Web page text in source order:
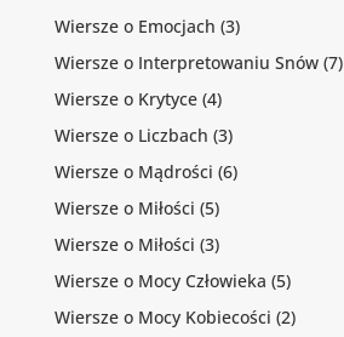
Wiersze o Emocjach (3)
Wiersze o Interpretowaniu Snów(7)
Wiersze o Krytyce(4)
Wiersze o Liczbach (3)
Wiersze o Mądrości (6)
Wiersze o Miłości (5)
Wiersze o Miłości (3)
Wiersze o Mocy Człowieka (5)
Wiersze o Mocy Kobiecości (2)